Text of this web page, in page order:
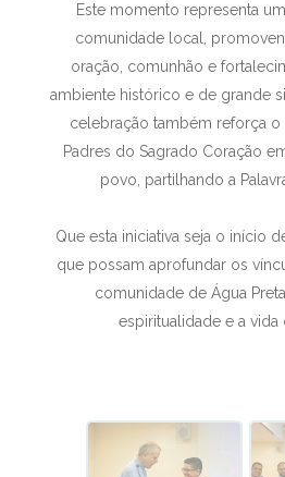
Este momento representa
comunidade local,
oração, comunhão e
ambiente histórico e de grande
celebração também reforça
Padres do Sagrado Coração
povo, partilhando a
Que esta iniciativa seja o início
que possam aprofundar os
comunidade de Água
espiritualidade e a vida